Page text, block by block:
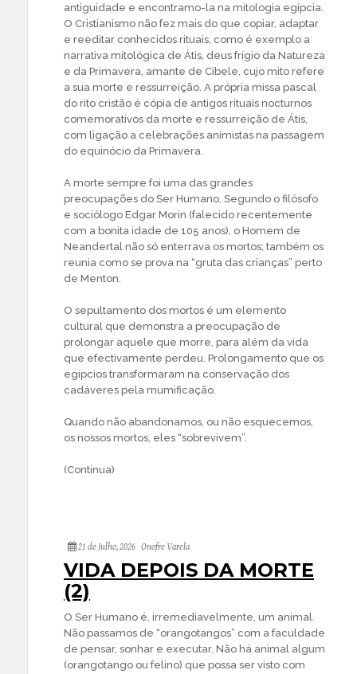
antiguidade e encontramo-la na mitologia egípcia.
O Cristianismo não fez mais do que copiar, adaptar
e reeditar conhecidos rituais, como é exemplo a
narrativa mitológica de Átis, deus frígio da Natureza
e da Primavera, amante de Cibele, cujo mito refere
a sua morte e ressurreição. A própria missa pascal
do rito cristão é cópia de antigos rituais nocturnos
comemorativos da morte e ressurreição de Átis,
com ligação a celebrações animistas na passagem
do equinócio da Primavera.
A morte sempre foi uma das grandes
preocupações do Ser Humano. Segundo o filósofo
e sociólogo Edgar Morin (falecido recentemente
com a bonita idade de 105 anos), o Homem de
Neandertal não só enterrava os mortos; também os
reunia como se prova na “gruta das crianças” perto
de Menton.
O sepultamento dos mortos é um elemento
cultural que demonstra a preocupação de
prolongar aquele que morre, para além da vida
que efectivamente perdeu. Prolongamento que os
egípcios transformaram na conservação dos
cadáveres pela mumificação.
Quando não abandonamos, ou não esquecemos,
os nossos mortos, eles “sobrevivem”.
(Continua)
21 de Julho, 2026 Onofre Varela
VIDA DEPOIS DA MORTE
(2)
O Ser Humano é, irremediavelmente, um animal.
Não passamos de “orangotangos” com a faculdade
de pensar, sonhar e executar. Não há animal algum
(orangotango ou felino) que possa ser visto com